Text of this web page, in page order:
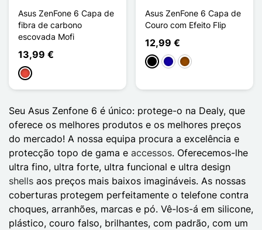
Asus ZenFone 6 Capa de
fibra de carbono
escovada Mofi
13,99 €
Vermelho
Asus ZenFone 6 Capa de
Couro com Efeito Flip
12,99 €
PretoAzul Escuro
Castanho
Seu Asus Zenfone 6 é único: protege-o na Dealy, que
oferece os melhores produtos e os melhores preços
do mercado! A nossa equipa procura a excelência e
protecção topo de gama e accessos. Oferecemos-lhe
ultra fino, ultra forte, ultra funcional e ultra design
shells aos preços mais baixos imagináveis. As nossas
coberturas protegem perfeitamente o telefone contra
choques, arranhões, marcas e pó. Vê-los-á em silicone,
plástico, couro falso, brilhantes, com padrão, com um